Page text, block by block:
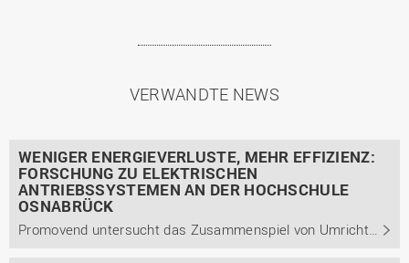
VERWANDTE NEWS
WENIGER ENERGIEVERLUSTE, MEHR EFFIZIENZ:
FORSCHUNG ZU ELEKTRISCHEN
ANTRIEBSSYSTEMEN AN DER HOCHSCHULE
OSNABRÜCK
Promovend untersucht das Zusammenspiel von Umrichter und Elektromotor